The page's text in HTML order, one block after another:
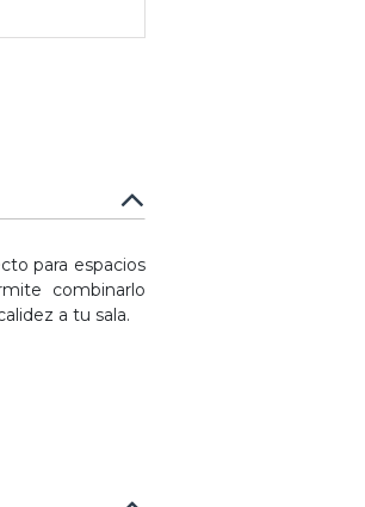
para espacios
combinarlo
a tu sala.